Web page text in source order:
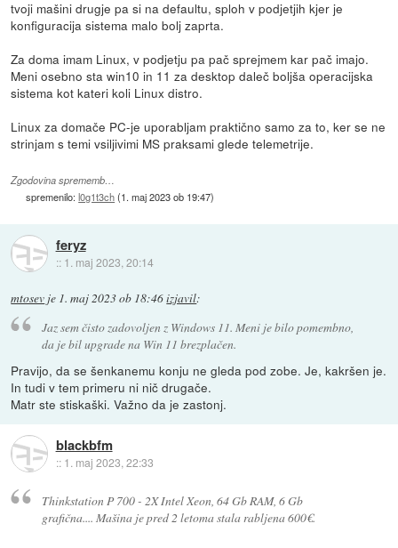
tvoji mašini drugje pa si na defaultu, sploh v podjetjih kjer je
konfiguracija sistema malo bolj zaprta.
Za doma imam Linux, v podjetju pa pač sprejmem kar pač imajo.
Meni osebno sta win10 in 11 za desktop daleč boljša operacijska
sistema kot kateri koli Linux distro.
Linux za domače PC-je uporabljam praktično samo za to, ker se ne
strinjam s temi vsiljivimi MS praksami glede telemetrije.
Zgodovina sprememb…
spremenilo:l0g1t3ch(1. maj 2023 ob 19:47)
feryz
:: 1. maj 2023, 20:14
mtosev je 1. maj 2023 ob 18:46izjavil:
Jaz sem čisto zadovoljen z Windows 11. Meni je bilo pomembno,
da je bil upgrade na Win 11 brezplačen.
Pravijo, da se šenkanemu konju ne gleda pod zobe. Je, kakršen je.
In tudi v tem primeru ni nič drugače.
Matr ste stiskaški. Važno da je zastonj.
blackbfm
:: 1. maj 2023, 22:33
Thinkstation P 700 - 2X Intel Xeon, 64 Gb RAM, 6 Gb
grafična.... Mašina je pred 2 letoma stala rabljena 600€.